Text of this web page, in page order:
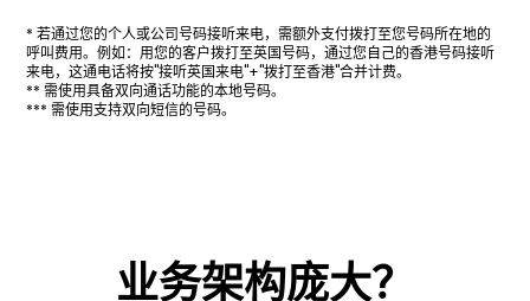
* 若通过您的个人或公司号码接听来电，需额外支付拨打至您号码所在地的
呼叫费用。例如：用您的客户拨打至英国号码，通过您自己的香港号码接听
来电，这通电话将按"接听英国来电"+"拨打至香港"合并计费。
** 需使用具备双向通话功能的本地号码。
*** 需使用支持双向短信的号码。
业务架构庞大？